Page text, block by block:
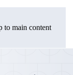
to main content